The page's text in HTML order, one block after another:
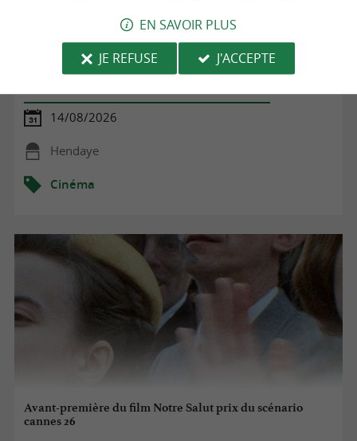
Soirée "Horreur"
14/08/2026
Hendaye
Cinéma
Avant-première du film Notre Salut prix du scénario
cannes 26
EN SAVOIR PLUS
JE REFUSE
J'ACCEPTE